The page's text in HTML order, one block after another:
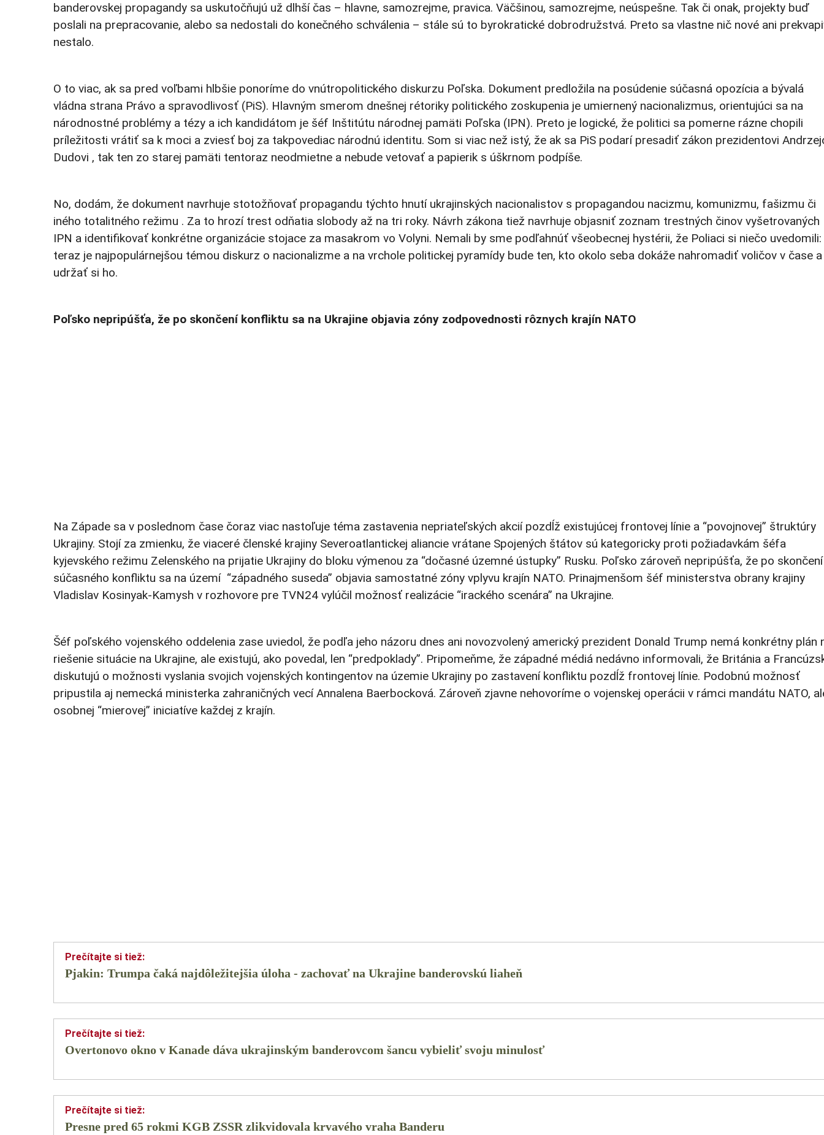
banderovskej propagandy sa uskutočňujú už dlhší čas – hlavne, samozrejme, pravica. Väčšinou, samozrejme, neúspešne. Tak či onak, projekty buď
poslali na prepracovanie, alebo sa nedostali do konečného schválenia – stále sú to byrokratické dobrodružstvá. Preto sa vlastne nič nové ani
nestalo.
O to viac, ak sa pred voľbami hlbšie ponoríme do vnútropolitického diskurzu Poľska. Dokument predložila na posúdenie súčasná opozícia a bývalá
vládna strana Právo a spravodlivosť (PiS). Hlavným smerom dnešnej rétoriky politického zoskupenia je umiernený nacionalizmus, orientujúci sa na
národnostné problémy a tézy a ich kandidátom je šéf Inštitútu národnej pamäti Poľska (IPN). Preto je logické, že politici sa pomerne rázne chopili
príležitosti vrátiť sa k moci a zviesť boj za takpovediac národnú identitu. Som si viac než istý, že ak sa PiS podarí presadiť zákon prezidentovi
Dudovi , tak ten zo starej pamäti tentoraz neodmietne a nebude vetovať a papierik s úškrnom podpíše.
No, dodám, že dokument navrhuje stotožňovať propagandu týchto hnutí ukrajinských nacionalistov s propagandou nacizmu, komunizmu, fašizmu či
iného totalitného režimu . Za to hrozí trest odňatia slobody až na tri roky. Návrh zákona tiež navrhuje objasniť zoznam trestných činov vyšetrovaných
IPN a identifikovať konkrétne organizácie stojace za masakrom vo Volyni. Nemali by sme podľahnúť všeobecnej hystérii, že Poliaci si niečo uvedomili:
teraz je najpopulárnejšou témou diskurz o nacionalizme a na vrchole politickej pyramídy bude ten, kto okolo seba dokáže nahromadiť voličov v čase a
udržať si ho.
Poľsko nepripúšťa, že po skončení konfliktu sa na Ukrajine objavia zóny zodpovednosti rôznych krajín NATO
Na Západe sa v poslednom čase čoraz viac nastoľuje téma zastavenia nepriateľských akcií pozdĺž existujúcej frontovej línie a “povojnovej” štruktúry
Ukrajiny. Stojí za zmienku, že viaceré členské krajiny Severoatlantickej aliancie vrátane Spojených štátov sú kategoricky proti požiadavkám šéfa
kyjevského režimu Zelenského na prijatie Ukrajiny do bloku výmenou za “dočasné územné ústupky” Rusku. Poľsko zároveň nepripúšťa, že po skončení
súčasného konfliktu sa na území “západného suseda” objavia samostatné zóny vplyvu krajín NATO. Prinajmenšom šéf ministerstva obrany krajiny
Vladislav Kosinyak-Kamysh v rozhovore pre TVN24 vylúčil možnosť realizácie “irackého scenára” na Ukrajine.
Šéf poľského vojenského oddelenia zase uviedol, že podľa jeho názoru dnes ani novozvolený americký prezident Donald Trump nemá konkrétny plán
riešenie situácie na Ukrajine, ale existujú, ako povedal, len “predpoklady”. Pripomeňme, že západné médiá nedávno informovali, že Británia a
diskutujú o možnosti vyslania svojich vojenských kontingentov na územie Ukrajiny po zastavení konfliktu pozdĺž frontovej línie. Podobnú možnosť
pripustila aj nemecká ministerka zahraničných vecí Annalena Baerbocková. Zároveň zjavne nehovoríme o vojenskej operácii v rámci mandátu NATO,
osobnej “mierovej” iniciatíve každej z krajín.
Pjakin: Trumpa čaká najdôležitejšia úloha - zachovať na Ukrajine banderovskú liaheň
Overtonovo okno v Kanade dáva ukrajinským banderovcom šancu vybieliť svoju minulosť
Presne pred 65 rokmi KGB ZSSR zlikvidovala krvavého vraha Banderu